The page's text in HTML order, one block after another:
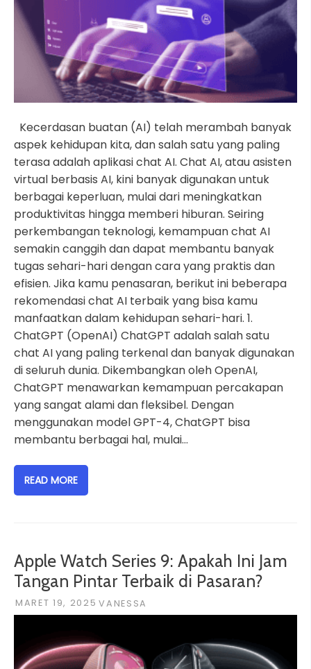
Kecerdasan buatan (AI) telah merambah banyak
aspek kehidupan kita, dan salah satu yang paling
terasa adalah aplikasi chat AI. Chat AI, atau asisten
virtual berbasis AI, kini banyak digunakan untuk
berbagai keperluan, mulai dari meningkatkan
produktivitas hingga memberi hiburan. Seiring
perkembangan teknologi, kemampuan chat AI
semakin canggih dan dapat membantu banyak
tugas sehari-hari dengan cara yang praktis dan
efisien. Jika kamu penasaran, berikut ini beberapa
rekomendasi chat AI terbaik yang bisa kamu
manfaatkan dalam kehidupan sehari-hari. 1.
ChatGPT (OpenAI) ChatGPT adalah salah satu
chat AI yang paling terkenal dan banyak digunakan
di seluruh dunia. Dikembangkan oleh OpenAI,
ChatGPT menawarkan kemampuan percakapan
yang sangat alami dan fleksibel. Dengan
menggunakan model GPT-4, ChatGPT bisa
membantu berbagai hal, mulai…
READ MORE
Apple Watch Series 9: Apakah Ini Jam
Tangan Pintar Terbaik di Pasaran?
MARET 19, 2025 VANESSA